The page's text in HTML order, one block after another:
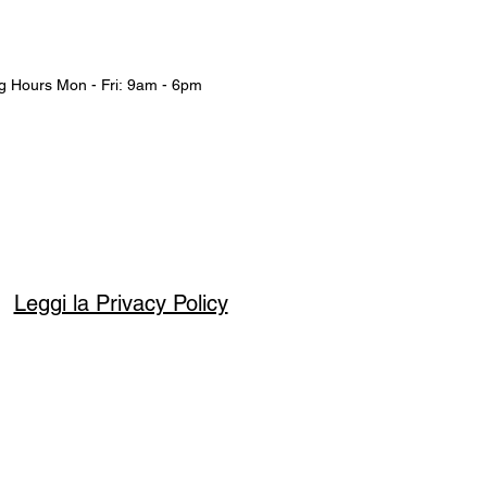
Hours Mon - Fri: 9am - 6pm
Leggi la Privacy Policy